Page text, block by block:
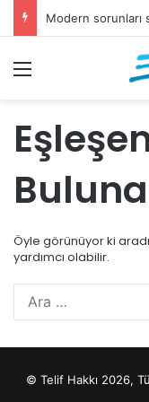
Modern sorunları
Menü
Öyle görünüyor ki
yardımcı olabilir.
© Telif Hakkı 2026,